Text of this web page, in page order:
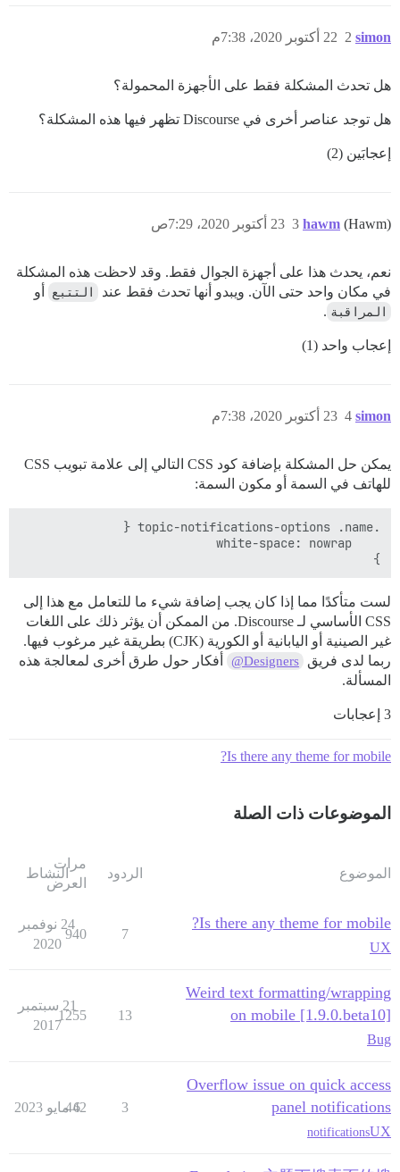
simon 22 أكتوبر 2020، 7:38م 2
هل تحدث المشكلة فقط على الأجهزة المحمولة؟
هل توجد عناصر أخرى في Discourse تظهر فيها هذه المشكلة؟
إعجابَين (2)
hawm (Hawm) 23 أكتوبر 2020، 7:29ص 3
نعم، يحدث هذا على أجهزة الجوال فقط. وقد لاحظت هذه المشكلة
في مكان واحد حتى الآن. ويبدو أنها تحدث فقط عند
التتبع أو
المراقبة .
إعجاب واحد (1)
simon 23 أكتوبر 2020، 7:38م 4
يمكن حل المشكلة بإضافة كود CSS التالي إلى علامة تبويب CSS
للهاتف في السمة أو مكون السمة:
}
لست متأكدًا مما إذا كان يجب إضافة شيء ما للتعامل مع هذا إلى
CSS الأساسي لـ Discourse. من الممكن أن يؤثر ذلك على اللغات
غير الصينية أو اليابانية أو الكورية (CJK) بطريقة غير مرغوب فيها.
ربما لدى فريق
@Designers
أفكار حول طرق أخرى لمعالجة هذه
المسألة.
3 إعجابات
Is there any theme for mobile?
الموضوعات ذات الصلة
الموضوع الردود
مرات
العرض
النشاط
Is there any theme for mobile?
UX
7
940
24 نوفمبر
2020
Weird text formatting/wrapping
on mobile [1.9.0.beta10]
Bug
13
1255
21 سبتمبر
2017
Overflow issue on quick access
panel notifications
UX
notifications
3
442
6 مايو 2023